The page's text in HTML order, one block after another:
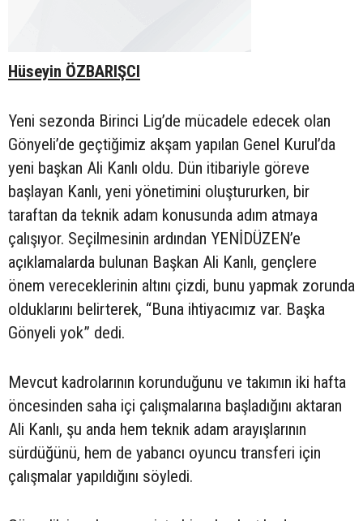
Hüseyin ÖZBARIŞCI
Yeni sezonda Birinci Lig’de mücadele edecek olan
Gönyeli’de geçtiğimiz akşam yapılan Genel Kurul’da
yeni başkan Ali Kanlı oldu. Dün itibariyle göreve
başlayan Kanlı, yeni yönetimini oluştururken, bir
taraftan da teknik adam konusunda adım atmaya
çalışıyor. Seçilmesinin ardından YENİDÜZEN’e
açıklamalarda bulunan Başkan Ali Kanlı, gençlere
önem vereceklerinin altını çizdi, bunu yapmak zorunda
olduklarını belirterek, “Buna ihtiyacımız var. Başka
Gönyeli yok” dedi.
Mevcut kadrolarının korunduğunu ve takımın iki hafta
öncesinden saha içi çalışmalarına başladığını aktaran
Ali Kanlı, şu anda hem teknik adam arayışlarının
sürdüğünü, hem de yabancı oyuncu transferi için
çalışmalar yapıldığını söyledi.